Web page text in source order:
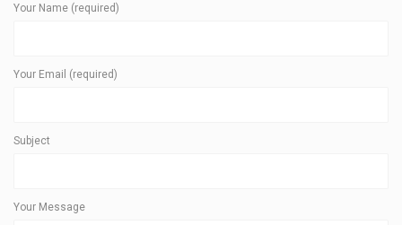
Your Name (required)
Your Email (required)
Subject
Your Message